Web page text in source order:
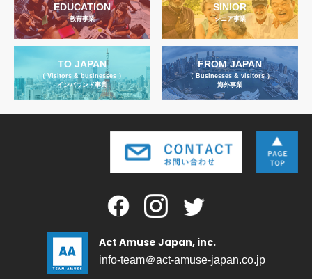
EDUCATION
教育事業
SINIOR
シニア事業
TO JAPAN
（ Visitors & businesses ）
インバウンド事業
FROM JAPAN
（ Businesses & visitors ）
海外事業
Act Amuse Japan, inc.
info-team＠act-amuse-japan.co.jp